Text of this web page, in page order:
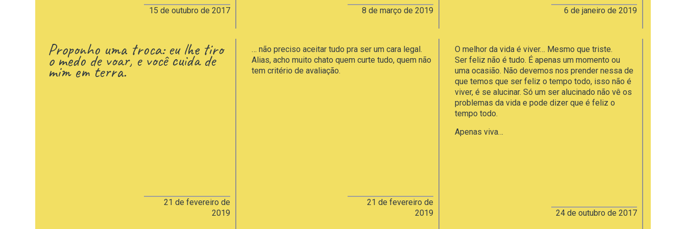
15 de outubro de 2017 8 de março de 2019 6 de janeiro de 2019
Proponho uma troca: eu lhe tiro
o medo de voar, e você cuida de
mim em terra.
21 de fevereiro de
2019
… não preciso aceitar tudo pra ser um cara legal.
Alias, acho muito chato quem curte tudo, quem não
tem critério de avaliação.
21 de fevereiro de
2019
O melhor da vida é viver… Mesmo que triste.
Ser feliz não é tudo. É apenas um momento ou
uma ocasião. Não devemos nos prender nessa de
que temos que ser feliz o tempo todo, isso não é
viver, é se alucinar. Só um ser alucinado não vê os
problemas da vida e pode dizer que é feliz o
tempo todo.
Apenas viva…
24 de outubro de 2017